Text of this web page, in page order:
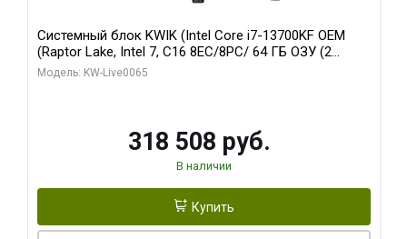
Системный блок KWIK (Intel Core i7-13700KF OEM
(Raptor Lake, Intel 7, C16 8EC/8PC/ 64 ГБ ОЗУ (2
модуля)/ ASUS RTX5080 PROART OC 16GB GDDR7
Модель: KW-Live0065
318 508 руб.
В наличии
Купить